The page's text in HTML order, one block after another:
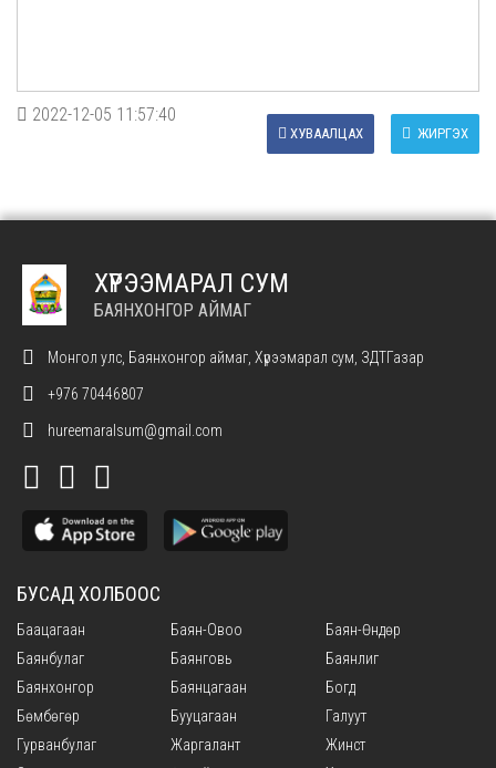
2022-12-05 11:57:40
ЖИРГЭХ
ХУВААЛЦАХ
ХҮРЭЭМАРАЛ СУМ
БАЯНХОНГОР АЙМАГ
Монгол улс, Баянхонгор аймаг, Хүрээмарал сум, ЗДТГазар
+976 70446807
hureemaralsum@gmail.com
БУСАД ХОЛБООС
Баацагаан Баян-Овоо
Баян-Өндөр
Баянбулаг
Баянговь
Баянлиг
Баянхонгор
Баянцагаан
Богд
Бөмбөгөр
Бууцагаан
Галуут
Гурванбулаг
Жаргалант
Жинст